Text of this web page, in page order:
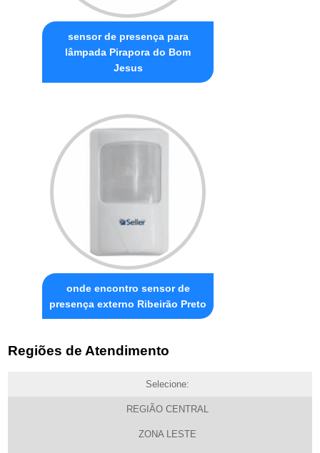
sensor de presença para
lâmpada Pirapora do Bom
Jesus
onde encontro sensor de
presença externo Ribeirão Preto
Regiões de Atendimento
Selecione:
REGIÃO CENTRAL
ZONA LESTE